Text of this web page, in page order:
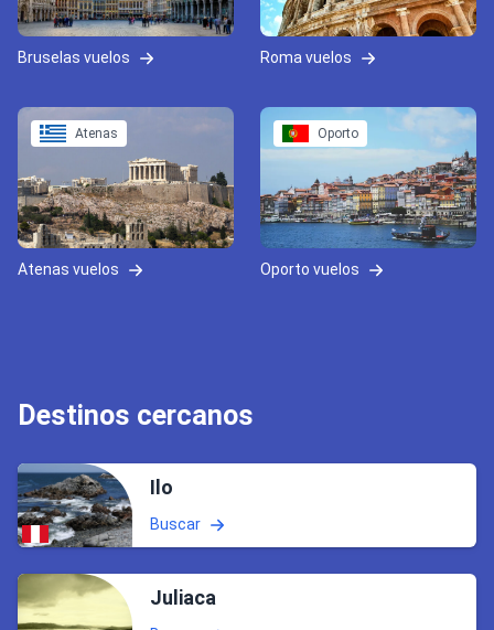
Bruselas vuelos Roma vuelos
Atenas
Atenas vuelos
Oporto
Oporto vuelos
Destinos cercanos
Ilo
Buscar
Juliaca